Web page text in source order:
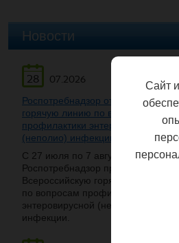
Новости
28
07.2026
Роспотребнадзор открывает
горячую линию по вопросам
профилактики энтеровирусной
(неполио) инфекции
С 27 июля по 7 августа
Роспотребнадзор проведет
Всероссийскую горячую линию
по вопросам профилактики
энтеровирусной (неполио)
инфекции.
Сайт